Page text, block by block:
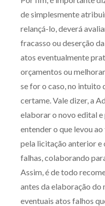
de simplesmente
relançá-lo, deverá
fracasso ou deserção
atos eventualmente
orçamentos ou
se for o caso, no intuito
certame. Vale dizer, a
elaborar o novo edital
entender o que levou
pela licitação anterior e
falhas, colaborando
Assim, é de todo
antes da elaboração
eventuais atos falhos